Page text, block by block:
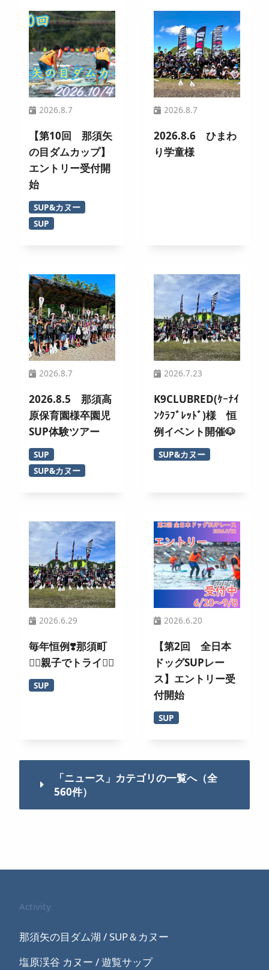
2026.8.7
【第10回 那須矢
の目ダムカップ】
エントリー受付開
始
SUP&カヌー
SUP
2026.8.7
2026.8.6 ひまわ
り学童様
2026.8.7
2026.8.5 那須高
原保育園様卒園児
SUP体験ツアー
SUP
SUP&カヌー
2026.7.23
K9CLUBRED(ｹｰﾅｲ
ﾝｸﾗﾌﾞﾚｯﾄﾞ)様 恒
例イベント開催🐶
SUP&カヌー
2026.6.29
毎年恒例❣️那須町
🏄‍♀️親子でトライ🚣‍♂️
SUP
2026.6.20
【第2回 全日本
ドッグSUPレー
ス】エントリー受
付開始
SUP
「ニュース」カテゴリの一覧へ（全
560件）
Activity
那須矢の目ダム湖 / SUP＆カヌー
塩原渓谷 カヌー / 遊覧サップ